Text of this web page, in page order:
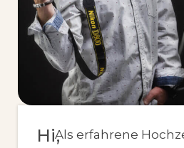
Hi,Als erfahrene